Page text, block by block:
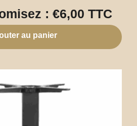
: €6,00 TTC
au panier